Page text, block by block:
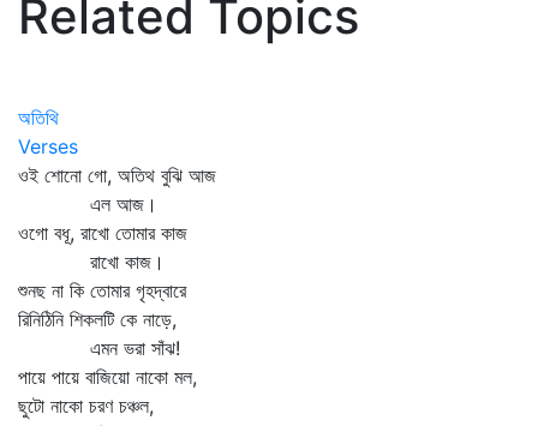
Related Topics
অতিথি
Verses
ওই শোনো গো, অতিথ বুঝি আজ
এল আজ।
ওগো বধূ, রাখো তোমার কাজ
রাখো কাজ।
শুনছ না কি তোমার গৃহদ্বারে
রিনিঠিনি শিকলটি কে নাড়ে,
এমন ভরা সাঁঝ!
পায়ে পায়ে বাজিয়ো নাকো মল,
ছুটো নাকো চরণ চঞ্চল,